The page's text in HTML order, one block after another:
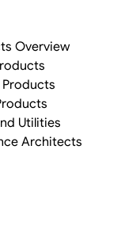
Overview
Utilities
Architects